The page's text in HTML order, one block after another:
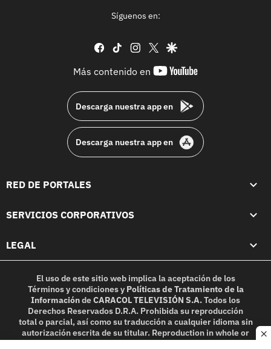
Síguenos en:
facebook
tiktok instagram
twittergoogle
Más contenido en
youtube-
Descarga nuestra app en
Descarga nuestra app en
RED DE PORTALES
SERVICIOS CORPORATIVOS
LEGAL
El uso de este sitio web implica la aceptación de los
Términos y condicionesy Políticas de Tratamiento de la
InformacióndeCARACOL TELEVISIÓN S.A.Todos los
Derechos Reservados D.R.A. Prohibida su reproducción
total o parcial, así como su traducción a cualquier idioma sin
autorización escrita de su titular. Reproduction in whole or